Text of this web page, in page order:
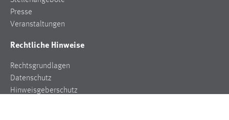
Presse
Veranstaltungen
Rechtliche Hinweise
Rechtsgrundlagen
Datenschutz
Hinweisgeberschutz